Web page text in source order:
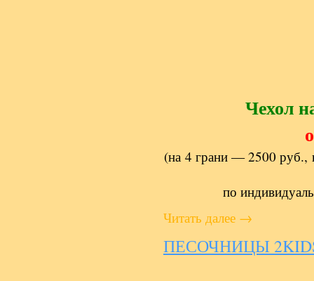
Чехол
(на 4 грани — 2500 руб.,
по
Читать далее →
ПЕСОЧНИЦЫ